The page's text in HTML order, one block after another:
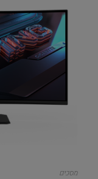
מסכים